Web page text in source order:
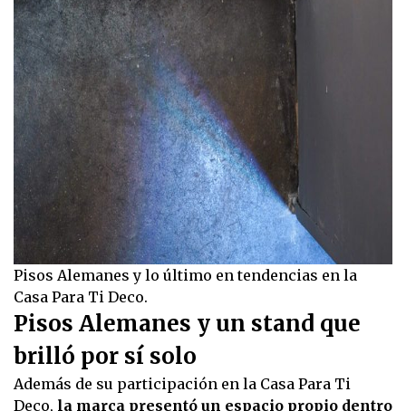
Pisos Alemanes y lo último en tendencias en la
Casa Para Ti Deco.
Pisos Alemanes y un stand que
brilló por sí solo
Además de su participación en la Casa Para Ti
Deco, la marca presentó un espacio propio dentro